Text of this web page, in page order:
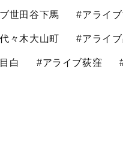
世田谷下馬 #アライ
々木大山町 #アライ
白 #アライブ荻窪